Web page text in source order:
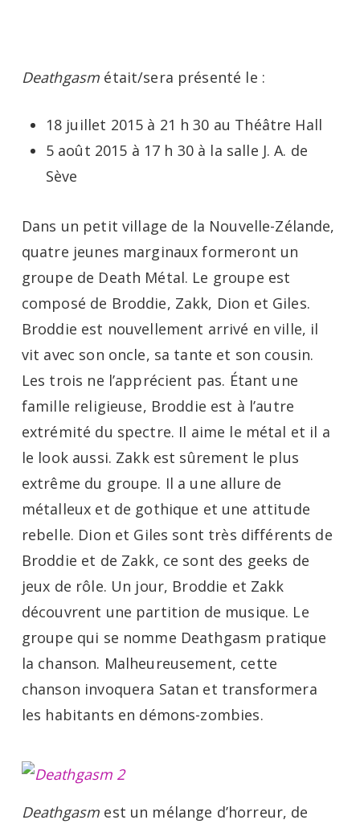
content
Deathgasm était/sera présenté le :
18 juillet 2015 à 21 h 30 au Théâtre Hall
5 août 2015 à 17 h 30 à la salle J. A. de
Sève
Dans un petit village de la Nouvelle-Zélande,
quatre jeunes marginaux formeront un
groupe de Death Métal. Le groupe est
composé de Broddie, Zakk, Dion et Giles.
Broddie est nouvellement arrivé en ville, il
vit avec son oncle, sa tante et son cousin.
Les trois ne l’apprécient pas. Étant une
famille religieuse, Broddie est à l’autre
extrémité du spectre. Il aime le métal et il a
le look aussi. Zakk est sûrement le plus
extrême du groupe. Il a une allure de
métalleux et de gothique et une attitude
rebelle. Dion et Giles sont très différents de
Broddie et de Zakk, ce sont des geeks de
jeux de rôle. Un jour, Broddie et Zakk
découvrent une partition de musique. Le
groupe qui se nomme Deathgasm pratique
la chanson. Malheureusement, cette
chanson invoquera Satan et transformera
les habitants en démons-zombies.
Deathgasm est un mélange d’horreur, de